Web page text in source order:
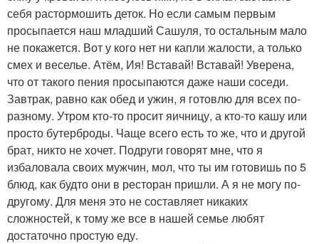
себя растормошить деток. Но если самым первым
просыпается наш младший Сашуля, то остальным мало
не покажется. Вот у кого нет ни капли жалости, а только
смех и веселье. Атём, Ия! Вставай! Вставай! Уверена,
что от такого пения просыпаются даже наши соседи.
Завтрак, равно как обед и ужин, я готовлю для всех по-
разному. Утром кто-то просит яичницу, а кто-то кашу или
просто бутерброды. Чаще всего есть то же, что и другой
брат, никто не хочет. Подруги говорят мне, что я
избаловала своих мужчин, мол, что ты им готовишь по 5
блюд, как будто они в ресторан пришли. А я не могу по-
другому. Для меня это не составляет никаких
сложностей, к тому же все в нашей семье любят
достаточно простую еду.